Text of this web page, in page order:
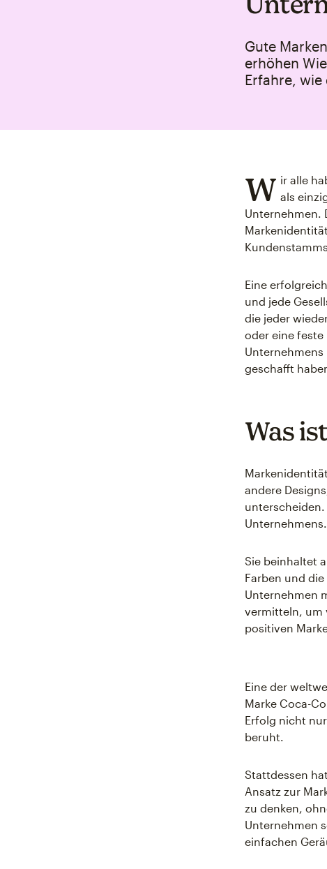
Gute
erhöhen
Erfahre,
W ir alle
als
Unternehmen.
Eine
und jede
die jeder
oder eine
geschafft
Was
andere
Unternehmens.
Sie beinhaltet
Farben und
Unternehmen
vermitteln, um
positiven
Eine der
Marke Coca-
Erfolg nicht
beruht.
Stattdessen
Ansatz zur
zu denken,
Unternehmen
einfachen